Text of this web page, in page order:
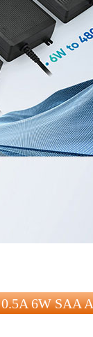
6W SAA